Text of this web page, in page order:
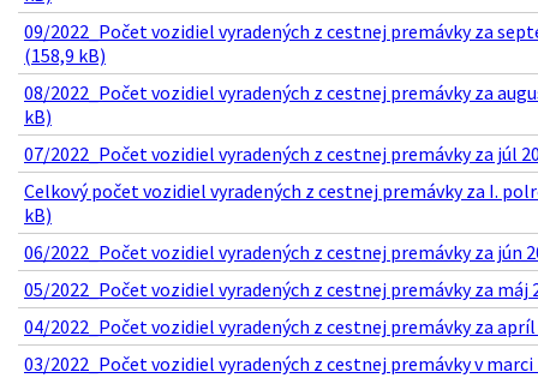
09/2022_Počet vozidiel vyradených z cestnej premávky za
(158,9 kB)
08/2022_Počet vozidiel vyradených z cestnej premávky za
kB)
07/2022_Počet vozidiel vyradených z cestnej premávky za júl
Celkový počet vozidiel vyradených z cestnej premávky za I.
kB)
06/2022_Počet vozidiel vyradených z cestnej premávky za jún
05/2022_Počet vozidiel vyradených z cestnej premávky za máj
04/2022_Počet vozidiel vyradených z cestnej premávky za apríl
03/2022_Počet vozidiel vyradených z cestnej premávky v marci